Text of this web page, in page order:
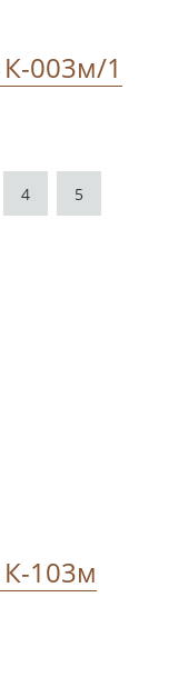
003м/1
4 5
К-103м